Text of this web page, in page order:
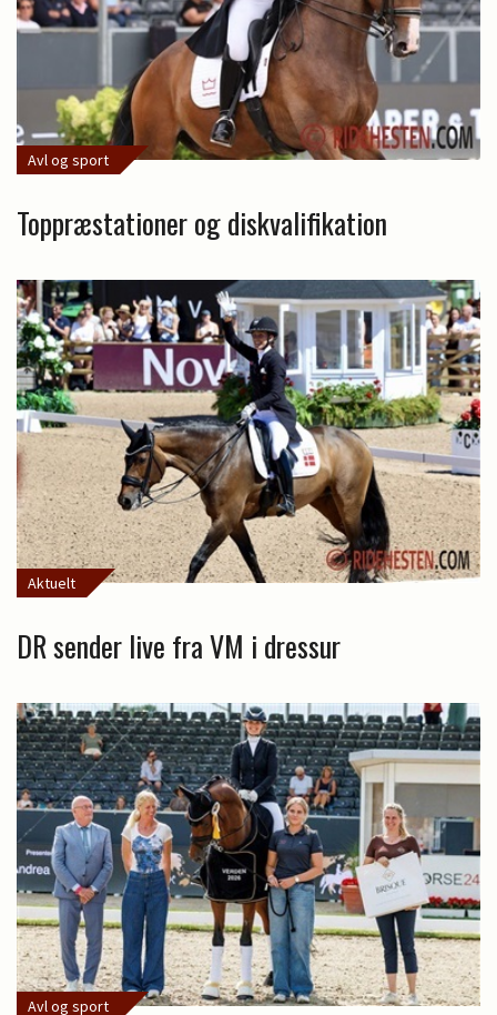
Avl og sport
Toppræstationer og diskvalifikation
Aktuelt
DR sender live fra VM i dressur
Avl og sport